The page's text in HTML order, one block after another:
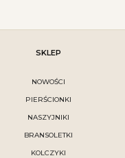
SKLEP
NOWOŚCI
PIERŚCIONKI
NASZYJNIKI
BRANSOLETKI
KOLCZYKI